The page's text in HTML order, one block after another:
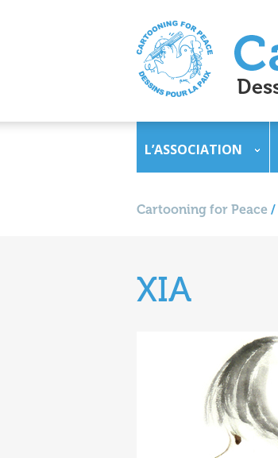
L’ASSOCIATION
Cartooning for Peace /
XIA